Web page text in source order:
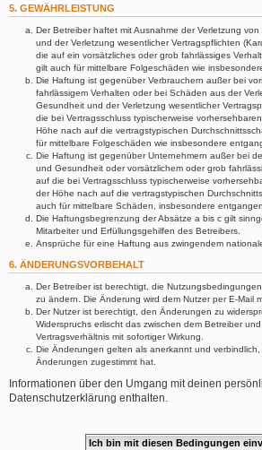
5. GEWÄHRLEISTUNG
Der Betreiber haftet mit Ausnahme der Verletzung
und der Verletzung wesentlicher Vertragspflichten
die auf ein vorsätzliches oder grob fahrlässiges
gilt auch für mittelbare Folgeschäden wie
Die Haftung ist gegenüber Verbrauchern außer bei
fahrlässigem Verhalten oder bei Schäden aus der
Gesundheit und der Verletzung wesentlicher
die bei Vertragsschluss typischerweise
Höhe nach auf die vertragstypischen
für mittelbare Folgeschäden wie insbesondere
Die Haftung ist gegenüber Unternehmern außer bei
und Gesundheit oder vorsätzlichem oder grob
auf die bei Vertragsschluss typischerweise
der Höhe nach auf die vertragstypischen
auch für mittelbare Schäden, insbesondere
Die Haftungsbegrenzung der Absätze a bis c gilt
Mitarbeiter und Erfüllungsgehilfen des Betreibers.
Ansprüche für eine Haftung aus zwingendem
6. ÄNDERUNGSVORBEHALT
Der Betreiber ist berechtigt, die
zu ändern. Die Änderung wird dem Nutzer per E-Mail
Der Nutzer ist berechtigt, den Änderungen zu
Widerspruchs erlischt das zwischen dem Betreiber
Vertragsverhältnis mit sofortiger Wirkung.
Die Änderungen gelten als anerkannt und
Änderungen zugestimmt hat.
Informationen über den Umgang mit deinen
Datenschutzerklärung enthalten.